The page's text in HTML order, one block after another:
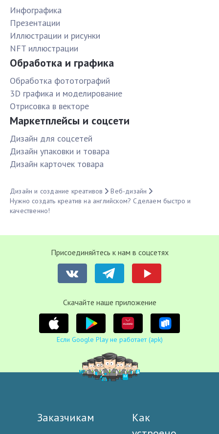
Инфографика
Презентации
Иллюстрации и рисунки
NFT иллюстрации
Обработка и графика
Обработка фототографий
3D графика и моделирование
Отрисовка в векторе
Маркетплейсы и соцсети
Дизайн для соцсетей
Дизайн упаковки и товара
Дизайн карточек товара
Дизайн и создание креативов
Веб-дизайн
Нужно создать креатив на английском? Сделаем быстро и
качественно!
Присоединяйтесь к нам в соцсетях
Cкачайте наше приложение
Если Google Play не работает (apk)
Заказчикам
Как